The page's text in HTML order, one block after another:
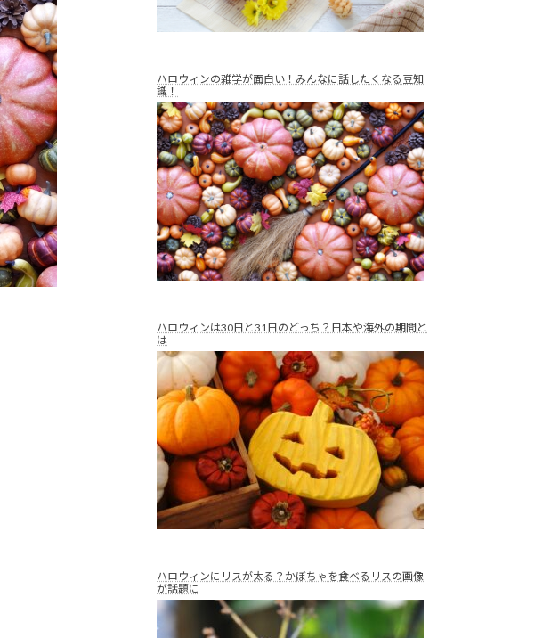
ハロウィンの雑学が面白い！みんなに話したくなる豆知
識！
ハロウィンは30日と31日のどっち？日本や海外の期間と
は
ハロウィンにリスが太る？かぼちゃを食べるリスの画像
が話題に